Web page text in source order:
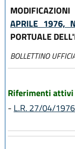
APRILE 1976,
PORTUALE
BOLLETTINO
Riferimenti attivi
- L.R. 27/04/